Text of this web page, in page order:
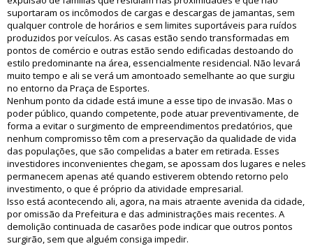
suportaram os incômodos de cargas e descargas de jamantas, sem
qualquer controle de horários e sem limites suportáveis para ruídos
produzidos por veículos. As casas estão sendo transformadas em
pontos de comércio e outras estão sendo edificadas destoando do
estilo predominante na área, essencialmente residencial. Não levará
muito tempo e ali se verá um amontoado semelhante ao que surgiu
no entorno da Praça de Esportes.
Nenhum ponto da cidade está imune a esse tipo de invasão. Mas o
poder público, quando competente, pode atuar preventivamente, de
forma a evitar o surgimento de empreendimentos predatórios, que
nenhum compromisso têm com a preservação da qualidade de vida
das populações, que são compelidas a bater em retirada. Esses
investidores inconvenientes chegam, se apossam dos lugares e neles
permanecem apenas até quando estiverem obtendo retorno pelo
investimento, o que é próprio da atividade empresarial.
Isso está acontecendo ali, agora, na mais atraente avenida da cidade,
por omissão da Prefeitura e das administrações mais recentes. A
demolição continuada de casarões pode indicar que outros pontos
surgirão, sem que alguém consiga impedir.